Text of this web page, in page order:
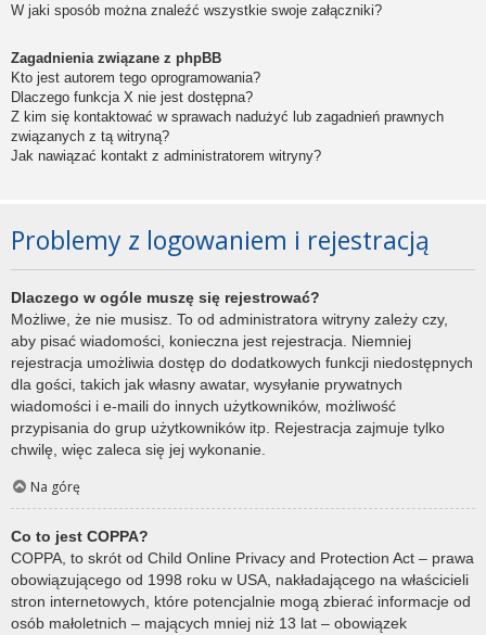
W jaki sposób można znaleźć wszystkie swoje załączniki?
Zagadnienia związane z phpBB
Kto jest autorem tego oprogramowania?
Dlaczego funkcja X nie jest dostępna?
Z kim się kontaktować w sprawach nadużyć lub zagadnień prawnych
związanych z tą witryną?
Jak nawiązać kontakt z administratorem witryny?
Problemy z logowaniem i rejestracją
Dlaczego w ogóle muszę się rejestrować?
Możliwe, że nie musisz. To od administratora witryny zależy czy,
aby pisać wiadomości, konieczna jest rejestracja. Niemniej
rejestracja umożliwia dostęp do dodatkowych funkcji niedostępnych
dla gości, takich jak własny awatar, wysyłanie prywatnych
wiadomości i e-maili do innych użytkowników, możliwość
przypisania do grup użytkowników itp. Rejestracja zajmuje tylko
chwilę, więc zaleca się jej wykonanie.
Na górę
Co to jest COPPA?
COPPA, to skrót od Child Online Privacy and Protection Act – prawa
obowiązującego od 1998 roku w USA, nakładającego na właścicieli
stron internetowych, które potencjalnie mogą zbierać informacje od
osób małoletnich – mających mniej niż 13 lat – obowiązek